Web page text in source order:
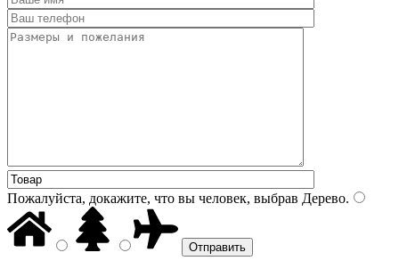
Пожалуйста, докажите, что вы человек, выбрав Дерево.